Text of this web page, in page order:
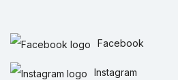
Facebook
Instagram